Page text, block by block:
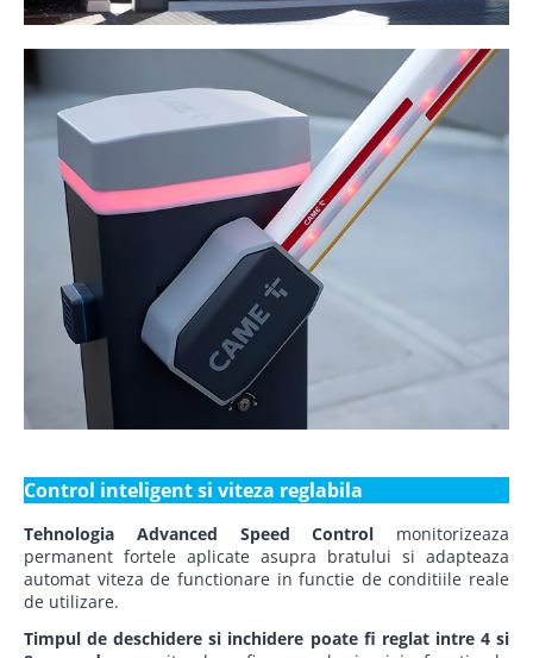
Control inteligent si viteza reglabila
Tehnologia Advanced Speed Control monitorizeaza
permanent fortele aplicate asupra bratului si adapteaza
automat viteza de functionare in functie de conditiile reale
de utilizare.
Timpul de deschidere si inchidere poate fi reglat intre 4 si